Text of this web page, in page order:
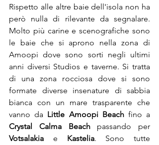
Rispetto alle altre baie dell'isola non ha
però nulla di rilevante da segnalare.
Molto più carine e scenografiche sono
le baie che si aprono nella zona di
Amoopi dove sono sorti negli ultimi
anni diversi Studios e taverne. Si tratta
di una zona rocciosa dove si sono
formate diverse insenature di sabbia
bianca con un mare trasparente che
vanno da Little Amoopi Beach
Crystal Calma Beach
Votsalakia e Kastelia. Sono tutte